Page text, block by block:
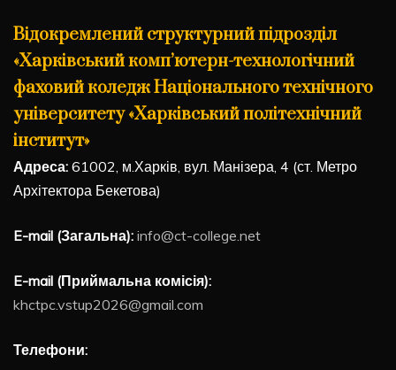
Відокремлений структурний підрозділ
«Харківський комп’ютерн-технологічний
фаховий коледж Національного технічного
університету «Харківський політехнічний
інститут»
Адреса: 61002, м.Харків, вул. Манізера, 4 (ст. Метро
Архітектора Бекетова)
E-mail (Загальна): info@ct-college.net
E-mail (Приймальна комісія):
khctpc.vstup2026@gmail.com
Телефони: